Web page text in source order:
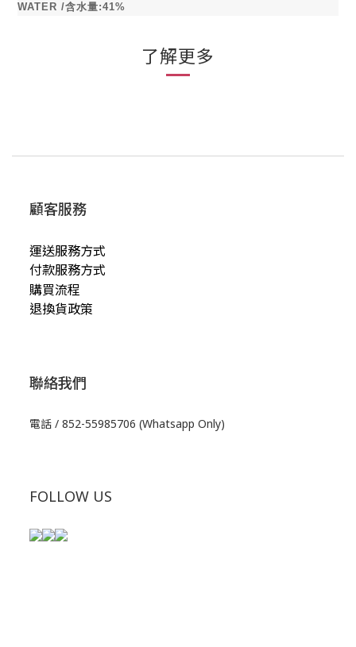
WATER /含水量:41%
了解更多
顧客服務
運送服務方式
付款服務方式
購買流程
退換貨政策
聯絡我們
電話 / 852-55985706 (Whatsapp Only)
FOLLOW US